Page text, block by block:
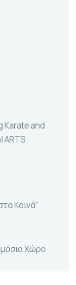
Karate and
ARTS
Κοινά"
Χώρο